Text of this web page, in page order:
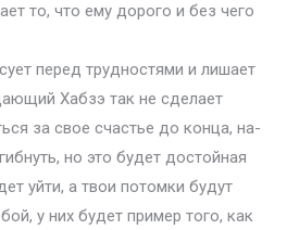
то, что ему дорого и без чего
перед трудностями и лишает
Хабзэ так не сделает
за свое счастье до конца, на-
но это будет достойная
уйти, а твои потомки будут
у них будет пример того, как